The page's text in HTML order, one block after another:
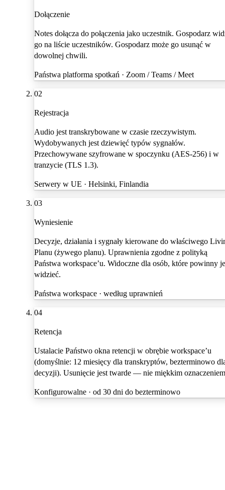
Dołączenie
Notes dołącza do połączenia jako uczestnik. Gospodarz
go na liście uczestników. Gospodarz może go usunąć w
dowolnej chwili.
Państwa platforma spotkań · Zoom / Teams / Meet
02
Rejestracja
Audio jest transkrybowane w czasie rzeczywistym.
Wydobywanych jest dziewięć typów sygnałów.
Przechowywane szyfrowane w spoczynku (AES-256) i w
tranzycie (TLS 1.3).
Serwery w UE · Helsinki, Finlandia
03
Wyniesienie
Decyzje, działania i sygnały kierowane do właściwego
Planu (żywego planu). Uprawnienia zgodne z polityką
Państwa workspace’u. Widoczne dla osób, które powinny je
widzieć.
Państwa workspace · według uprawnień
04
Retencja
Ustalacie Państwo okna retencji w obrębie workspace’u
(domyślnie: 12 miesięcy dla transkryptów, bezterminowo
decyzji). Usunięcie jest twarde — nie miękkim
Konfigurowalne · od 30 dni do bezterminowo